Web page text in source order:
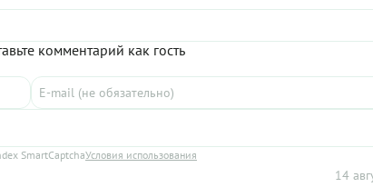
комментарий как гость
SmartCaptchaУсловия использования
14